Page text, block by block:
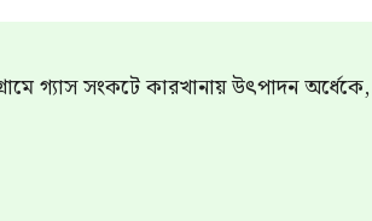
গ্যাস সংকটে কারখানায় উৎপাদন